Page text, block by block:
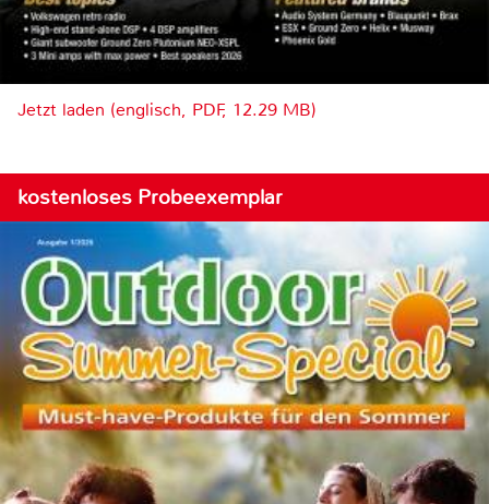
Jetzt laden (englisch, PDF, 12.29 MB)
kostenloses Probeexemplar